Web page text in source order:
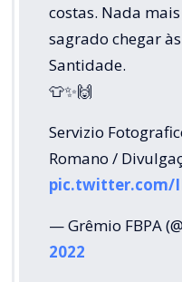
costas. Nada
sagrado chegar
Santidade.
👕✨🙌
Servizio
Romano /
pic.twitter.com/
— Grêmio FBPA
2022